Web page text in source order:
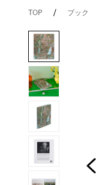
TOP ブック